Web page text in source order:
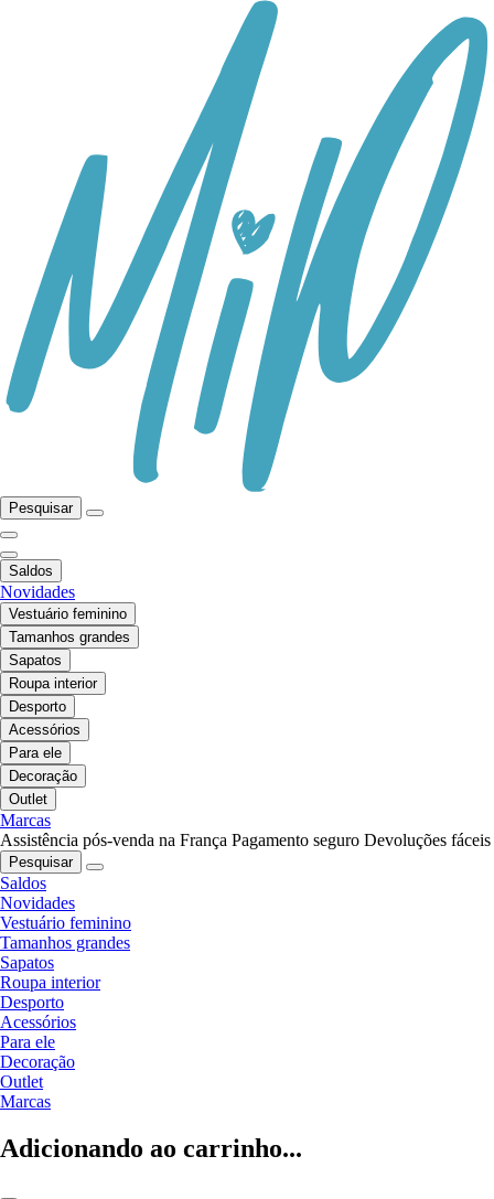
Pesquisar
Saldos
Novidades
Vestuário feminino
Tamanhos grandes
Sapatos
Roupa interior
Desporto
Acessórios
Para ele
Decoração
Outlet
Marcas
Assistência pós-venda na França Pagamento seguro Devoluções fáceis
Pesquisar
Saldos
Novidades
Vestuário feminino
Tamanhos grandes
Sapatos
Roupa interior
Desporto
Acessórios
Para ele
Decoração
Outlet
Marcas
Adicionando ao carrinho...